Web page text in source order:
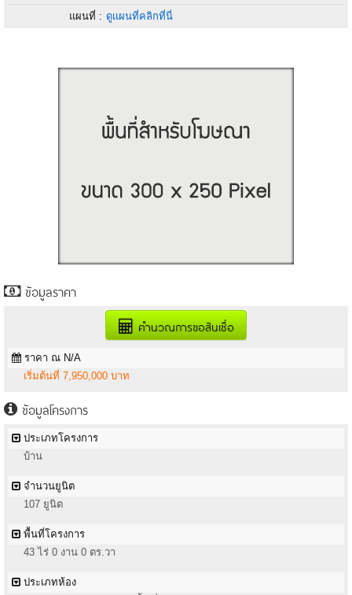
แผนที่ : ดูแผนที่คลิกที่นี่
ข้อมูลราคา
คำนวณการขอสินเชื่อ
ราคา ณ N/A
เริ่มต้นที่ 7,950,000 บาท
ข้อมูลโครงการ
ประเภทโครงการ
บ้าน
จำนวนยูนิต
107 ยูนิต
พื้นที่โครงการ
43 ไร่ 0 งาน 0 ตร.วา
ประเภทห้อง